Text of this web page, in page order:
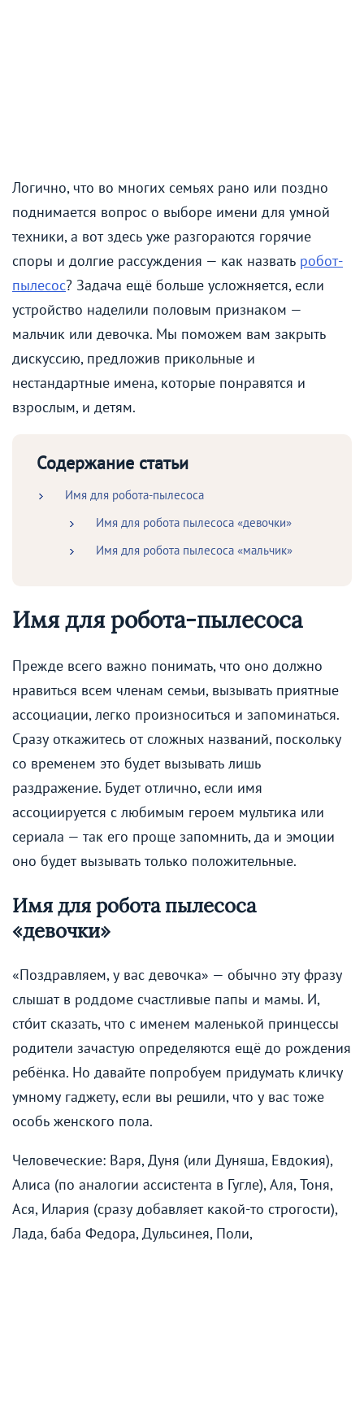
Логично, что во многих семьях рано или поздно
поднимается вопрос о выборе имени для умной
техники, а вот здесь уже разгораются горячие
споры и долгие рассуждения — как назвать робот-
пылесос? Задача ещё больше усложняется, если
устройство наделили половым признаком —
мальчик или девочка. Мы поможем вам закрыть
дискуссию, предложив прикольные и
нестандартные имена, которые понравятся и
взрослым, и детям.
Содержание статьи
Имя для робота-пылесоса
Имя для робота пылесоса «девочки»
Имя для робота пылесоса «мальчик»
Имя для робота-пылесоса
Прежде всего важно понимать, что оно должно
нравиться всем членам семьи, вызывать приятные
ассоциации, легко произноситься и запоминаться.
Сразу откажитесь от сложных названий, поскольку
со временем это будет вызывать лишь
раздражение. Будет отлично, если имя
ассоциируется с любимым героем мультика или
сериала — так его проще запомнить, да и эмоции
оно будет вызывать только положительные.
Имя для робота пылесоса
«девочки»
«Поздравляем, у вас девочка» — обычно эту фразу
слышат в роддоме счастливые папы и мамы. И,
сто́ит сказать, что с именем маленькой принцессы
родители зачастую определяются ещё до рождения
ребёнка. Но давайте попробуем придумать кличку
умному гаджету, если вы решили, что у вас тоже
особь женского пола.
Человеческие: Варя, Дуня (или Дуняша, Евдокия),
Алиса (по аналогии ассистента в Гугле), Аля, Тоня,
Ася, Илария (сразу добавляет какой-то строгости),
Лада, баба Федора, Дульсинея, Поли,